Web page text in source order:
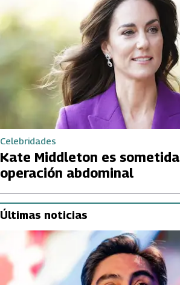
Celebridades
Kate Middleton es
operación abdominal
Últimas noticias